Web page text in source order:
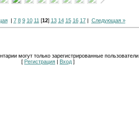
| 7 8 9 10 11 [12] 13 14 15 16 17| Следующая »
могут только зарегистрированные пользователи.
[ Регистрация Вход ]